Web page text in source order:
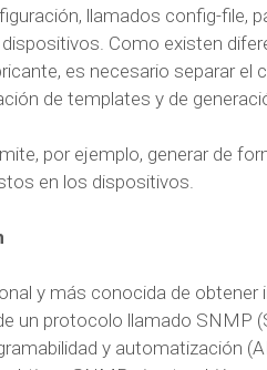
llamados config-file,
dispositivos. Como existen
es necesario separar
de templates y de
por ejemplo, generar de
en los dispositivos.
y más conocida de
un protocolo llamado
y automatización